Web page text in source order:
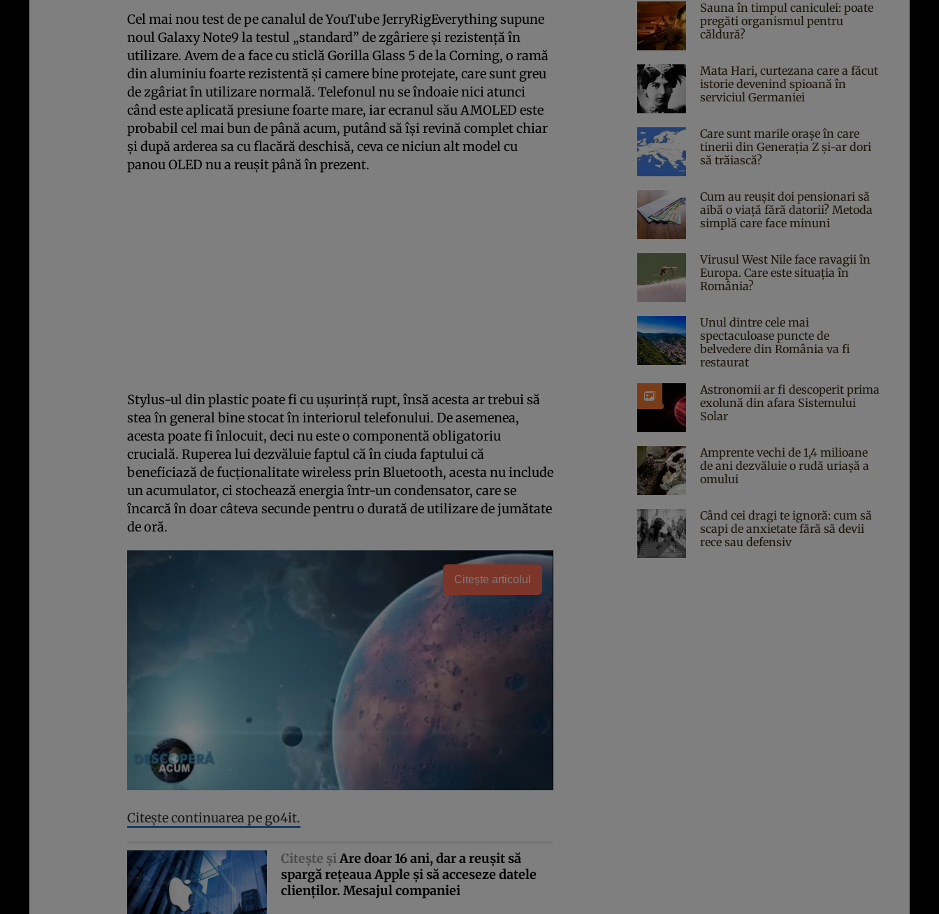
Cel mai nou test de pe canalul de YouTube JerryRigEverything supune
noul Galaxy Note9 la testul „standard” de zgâriere şi rezistenţă în
utilizare. Avem de a face cu sticlă Gorilla Glass 5 de la Corning, o ramă
din aluminiu foarte rezistentă şi camere bine protejate, care sunt greu
de zgâriat în utilizare normală. Telefonul nu se îndoaie nici atunci
când este aplicată presiune foarte mare, iar ecranul său AMOLED este
probabil cel mai bun de până acum, putând să îşi revină complet chiar
şi după arderea sa cu flacără deschisă, ceva ce niciun alt model cu
panou OLED nu a reuşit până în prezent.
Stylus-ul din plastic poate fi cu uşurinţă rupt, însă acesta ar trebui să
stea în general bine stocat în interiorul telefonului. De asemenea,
acesta poate fi înlocuit, deci nu este o componentă obligatoriu
crucială. Ruperea lui dezvăluie faptul că în ciuda faptului că
beneficiază de fucţionalitate wireless prin Bluetooth, acesta nu include
un acumulator, ci stochează energia într-un condensator, care se
încarcă în doar câteva secunde pentru o durată de utilizare de jumătate
de oră.
Citește articolul
Citeşte continuarea pe go4it.
Citeşte şiAre doar 16 ani, dar a reuşit să
spargă reţeaua Apple şi să acceseze datele
clienţilor. Mesajul companiei
Sauna în timpul caniculei: poate
pregăti organismul pentru
căldură?
Mata Hari, curtezana care a făcut
istorie devenind spioană în
serviciul Germaniei
Care sunt marile orașe în care
tinerii din Generația Z și-ar dori
să trăiască?
Cum au reușit doi pensionari să
aibă o viață fără datorii? Metoda
simplă care face minuni
Virusul West Nile face ravagii în
Europa. Care este situația în
România?
Unul dintre cele mai
spectaculoase puncte de
belvedere din România va fi
restaurat
Astronomii ar fi descoperit prima
exolună din afara Sistemului
Solar
Amprente vechi de 1,4 milioane
de ani dezvăluie o rudă uriașă a
omului
Când cei dragi te ignoră: cum să
scapi de anxietate fără să devii
rece sau defensiv